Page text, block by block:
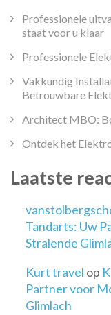
Professionele
staat voor u klaar
Professionele
Vakkundig
Betrouwbare
Architect MBO:
Ontdek het
Laatste
Tandarts: Uw
Stralende
Kurt travel op
Partner voor
Glimlach